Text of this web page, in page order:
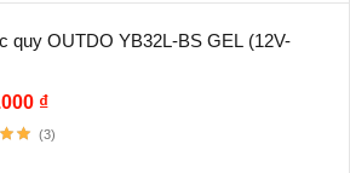
quy OUTDO YB32L-BS GEL (12V-
₫
(3)